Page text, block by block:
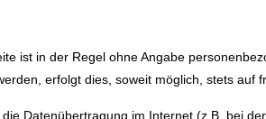
ist in der Regel ohne Angabe
erfolgt dies, soweit möglich, stets auf
Datenübertragung im Internet (z.B. bei